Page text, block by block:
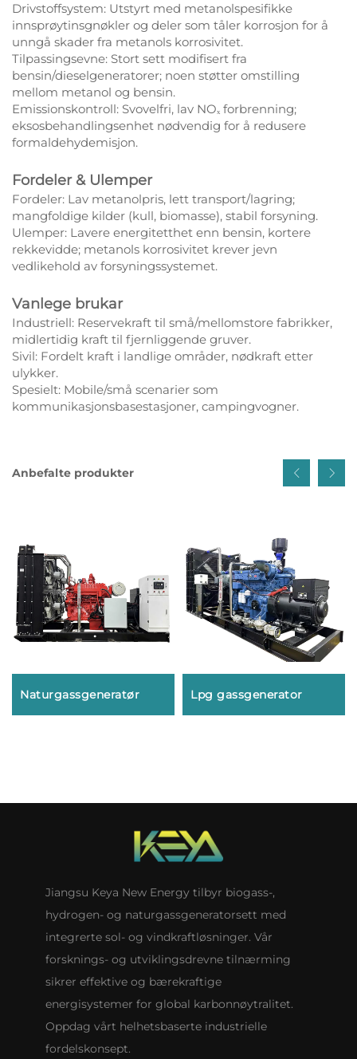
Drivstoffsystem: Utstyrt med metanolspesifikke
innsprøytinsgnøkler og deler som tåler korrosjon for å
unngå skader fra metanols korrosivitet.
Tilpassingsevne: Stort sett modifisert fra
bensin/dieselgeneratorer; noen støtter omstilling
mellom metanol og bensin.
Emissionskontroll: Svovelfri, lav NOₓ forbrenning;
eksosbehandlingsenhet nødvendig for å redusere
formaldehydemisjon.
Fordeler & Ulemper
Fordeler: Lav metanolpris, lett transport/lagring;
mangfoldige kilder (kull, biomasse), stabil forsyning.
Ulemper: Lavere energitetthet enn bensin, kortere
rekkevidde; metanols korrosivitet krever jevn
vedlikehold av forsyningssystemet.
Vanlege brukar
Industriell: Reservekraft til små/mellomstore fabrikker,
midlertidig kraft til fjernliggende gruver.
Sivil: Fordelt kraft i landlige områder, nødkraft etter
ulykker.
Spesielt: Mobile/små scenarier som
kommunikasjonsbasestasjoner, campingvogner.
Anbefalte produkter
Naturgassgeneratør Lpg gassgenerator
Jiangsu Keya New Energy tilbyr biogass-,
hydrogen- og naturgassgeneratorsett med
integrerte sol- og vindkraftløsninger. Vår
forsknings- og utviklingsdrevne tilnærming
sikrer effektive og bærekraftige
energisystemer for global karbonnøytralitet.
Oppdag vårt helhetsbaserte industrielle
fordelskonsept.